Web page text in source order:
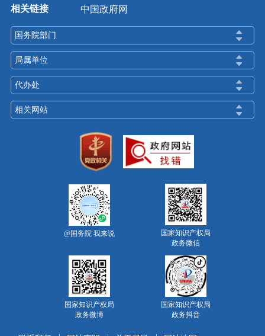
相关链接 中国政府网
国务院部门
局属单位
代办处
相关网站
@国务院 我来说
国家知识产权局
政务微信
国家知识产权局
政务微博
国家知识产权局
政务抖音